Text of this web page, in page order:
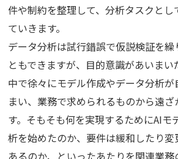
件や制約を整理して、分析タスクとし
ていきます。
データ分析は試行錯誤で仮説検証を
ともできますが、目的意識があいま
中で徐々にモデル作成やデータ分析
まい、業務で求められるものから遠
す。そもそも何を実現するためにAIモ
析を始めたのか、要件は緩和したり
あるのか、といったあたりを関連業